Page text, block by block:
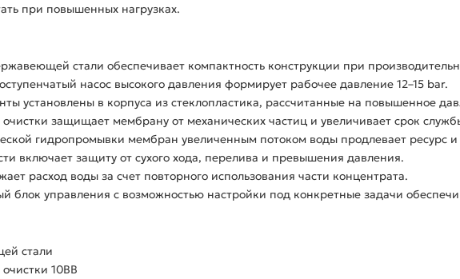
при повышенных нагрузках.
стали обеспечивает компактность конструкции при
насос высокого давления формирует рабочее давление 12–15 bar.
установлены в корпуса из стеклопластика, рассчитанные на повышенное
защищает мембрану от механических частиц и увеличивает срок
гидропромывки мембран увеличенным потоком воды продлевает ресурс
включает защиту от сухого хода, перелива и превышения давления.
расход воды за счет повторного использования части концентрата.
блок управления с возможностью настройки под конкретные задачи
стали
10BB